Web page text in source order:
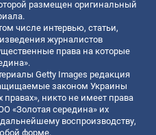
размещен оригинальный
числе интервью, статьи,
журналистов
права на которые
Getty Images редакция
законом Украины
никто не имеет права
«Золотая середина» их
воспроизводству,
форме.